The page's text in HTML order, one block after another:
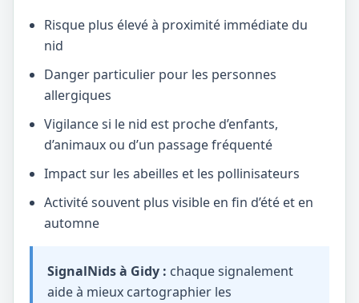
Risque plus élevé à proximité immédiate du
nid
Danger particulier pour les personnes
allergiques
Vigilance si le nid est proche d’enfants,
d’animaux ou d’un passage fréquenté
Impact sur les abeilles et les pollinisateurs
Activité souvent plus visible en fin d’été et en
automne
SignalNids à Gidy : chaque signalement
aide à mieux cartographier les